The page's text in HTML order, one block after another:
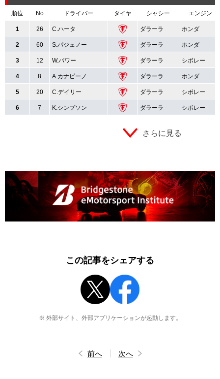
順位 No ドライバー タイヤ シャシー エンジン
1 26 C.ハータ ダラーラ ホンダ
2 60 S.パジェノー ダラーラ ホンダ
3 12 W.パワー ダラーラ シボレー
4 8 A.カナピーノ ダラーラ ホンダ
5 20 C.デイリー ダラーラ シボレー
6 7 K.シンプソン ダラーラ シボレー
さらに見る
この記事をシェアする
※ 外部サイト、外部アプリケーションが起動します。
前へ 次へ